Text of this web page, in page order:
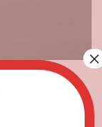
×